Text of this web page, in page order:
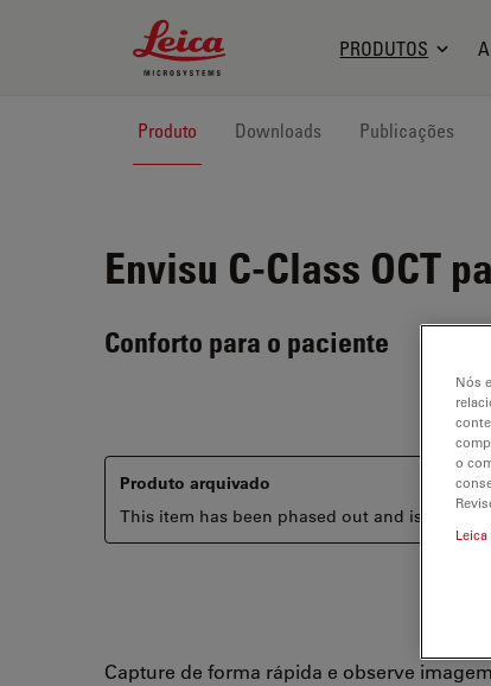
Leica Microsystems Logo
PRODUTOS
Produto Downloads Publicações
Envisu C-Class OCT
Conforto para o paciente
Produto arquivado
This item has been phased out and is no
Capture de forma rápida e observe
Nós
o